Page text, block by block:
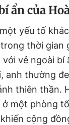
ẩn của
yếu tố
thời gian
với vẻ ngoài bí
anh thường
thiên thần.
một phòng
cộng